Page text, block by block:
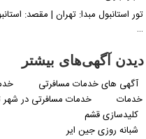
…
دیدن آگهی‌های بیشتر
آگهی های خدمات مسافرتی
خدمات
خدمات مسافرتی در شهر
کلیدسازی قشم
شبانه روزی جین ایر